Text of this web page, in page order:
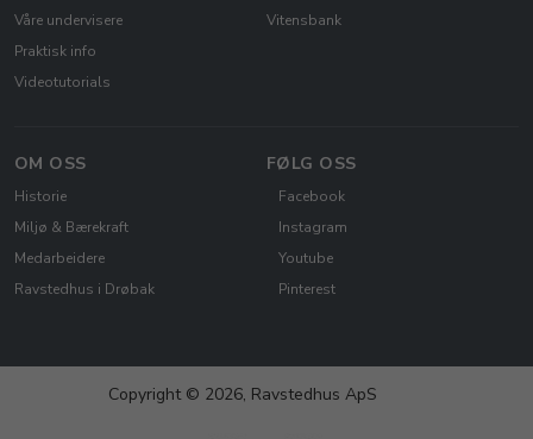
Våre undervisere
Praktisk info
Videotutorials
Vitensbank
OM OSS
Historie
Miljø & Bærekraft
Medarbeidere
Ravstedhus i Drøbak
FØLG OSS
Facebook
Instagram
Youtube
Pinterest
Copyright © 2026, Ravstedhus ApS